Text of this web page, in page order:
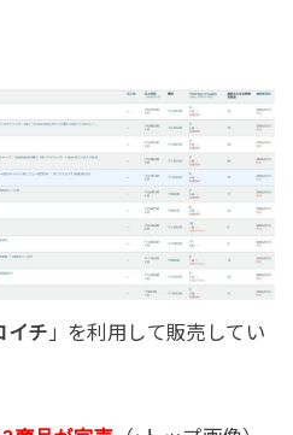
イチ 」を利用して販売してい